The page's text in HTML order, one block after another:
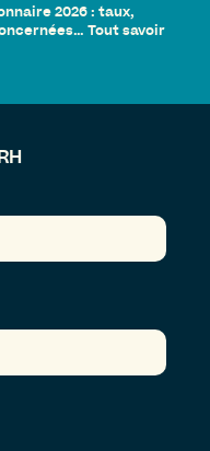
2026 : taux,
Tout savoir